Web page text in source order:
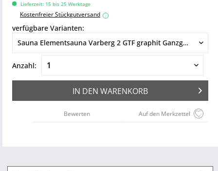
Lieferzeit: 15 bis 25 Werktage
Kostenfreier Stückgutversand i
verfügbare Varianten:
Anzahl:
IN DEN WARENKORB
Auf den Merkzettel
Bewerten